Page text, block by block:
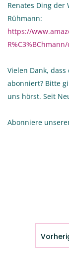
Renates Ding der
Rühmann:
https://
Vielen Dank,
abonniert? Bitte
uns hörst. Seit
Abonniere